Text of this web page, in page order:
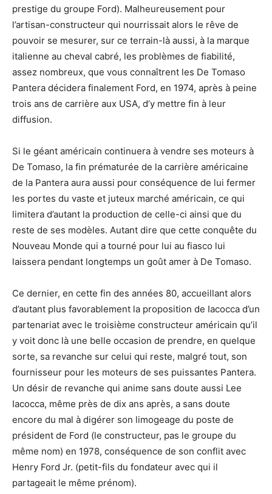
prestige du groupe Ford). Malheureusement pour
l’artisan-constructeur qui nourrissait alors le rêve de
pouvoir se mesurer, sur ce terrain-là aussi, à la marque
italienne au cheval cabré, les problèmes de fiabilité,
assez nombreux, que vous connaîtrent les De Tomaso
Pantera décidera finalement Ford, en 1974, après à peine
trois ans de carrière aux USA, d’y mettre fin à leur
diffusion.
Si le géant américain continuera à vendre ses moteurs à
De Tomaso, la fin prématurée de la carrière américaine
de la Pantera aura aussi pour conséquence de lui fermer
les portes du vaste et juteux marché américain, ce qui
limitera d’autant la production de celle-ci ainsi que du
reste de ses modèles. Autant dire que cette conquête du
Nouveau Monde qui a tourné pour lui au fiasco lui
laissera pendant longtemps un goût amer à De Tomaso.
Ce dernier, en cette fin des années 80, accueillant alors
d’autant plus favorablement la proposition de Iacocca d’un
partenariat avec le troisième constructeur américain qu’il
y voit donc là une belle occasion de prendre, en quelque
sorte, sa revanche sur celui qui reste, malgré tout, son
fournisseur pour les moteurs de ses puissantes Pantera.
Un désir de revanche qui anime sans doute aussi Lee
Iacocca, même près de dix ans après, a sans doute
encore du mal à digérer son limogeage du poste de
président de Ford (le constructeur, pas le groupe du
même nom) en 1978, conséquence de son conflit avec
Henry Ford Jr. (petit-fils du fondateur avec qui il
partageait le même prénom).